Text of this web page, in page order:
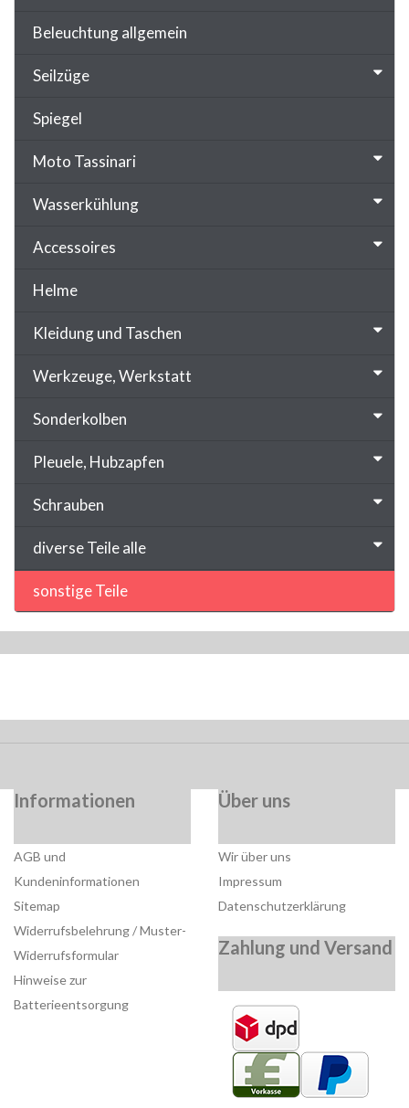
Beleuchtung allgemein
Seilzüge
Spiegel
Moto Tassinari
Wasserkühlung
Accessoires
Helme
Kleidung und Taschen
Werkzeuge, Werkstatt
Sonderkolben
Pleuele, Hubzapfen
Schrauben
diverse Teile alle
sonstige Teile
Informationen
AGB und
Kundeninformationen
Sitemap
Widerrufsbelehrung / Muster-
Widerrufsformular
Hinweise zur
Batterieentsorgung
Über uns
Wir über uns
Impressum
Datenschutzerklärung
Zahlung und Versand